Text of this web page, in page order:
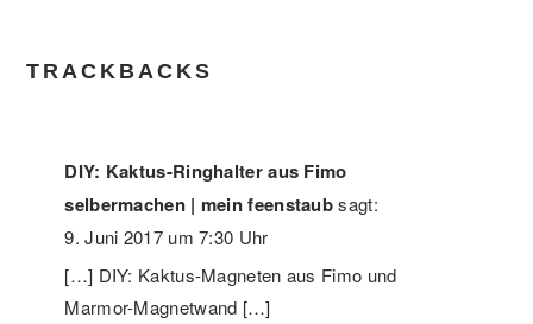
TRACKBACKS
DIY: Kaktus-Ringhalter aus Fimo
selbermachen | mein feenstaub sagt:
9. Juni 2017 um 7:30 Uhr
[…] DIY: Kaktus-Magneten aus Fimo und
Marmor-Magnetwand […]